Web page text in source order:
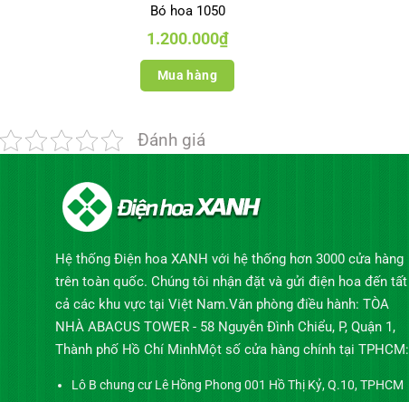
Bó hoa 1050
1.200.000₫
Mua hàng
Đánh giá
Hệ thống Điện hoa XANH với hệ thống hơn 3000 cửa hàng
trên toàn quốc. Chúng tôi nhận đặt và gửi điện hoa đến tất
cả các khu vực tại Việt Nam.Văn phòng điều hành: TÒA
NHÀ ABACUS TOWER - 58 Nguyễn Đình Chiểu, P, Quận 1,
Thành phố Hồ Chí MinhMột số cửa hàng chính tại TPHCM:
Lô B chung cư Lê Hồng Phong 001 Hồ Thị Kỷ, Q.10, TPHCM